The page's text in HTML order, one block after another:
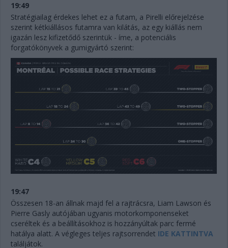
19:49
Stratégiailag érdekes lehet ez a futam, a Pirelli előrejelzése
szerint kétkiállásos futamra van kilátás, az egy kiállás nem
igazán lesz kifizetődő szerintük - íme, a potenciális
forgatókönyvek a gumigyártó szerint:
19:47
Összesen 18-an állnak majd fel a rajtrácsra, Liam Lawson és
Pierre Gasly autójában ugyanis motorkomponenseket
cseréltek és a beállításokhoz is hozzányúltak parc fermé
hatálya alatt. A végleges teljes rajtsorrendet IDE KATTINTVA
találjátok.